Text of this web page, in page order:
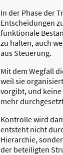
In der Phase der
Entscheidungen
funktionale
zu halten, auch
aus Steuerung.
Mit dem Wegfall
weil sie
vorgibt, und
mehr
Kontrolle wird
entsteht nicht
Hierarchie,
der beteiligten